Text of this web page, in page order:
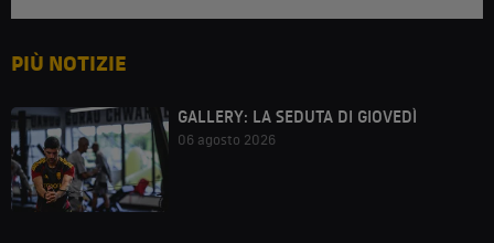
PIÙ NOTIZIE
GALLERY: LA SEDUTA DI GIOVEDÌ
06 agosto 2026